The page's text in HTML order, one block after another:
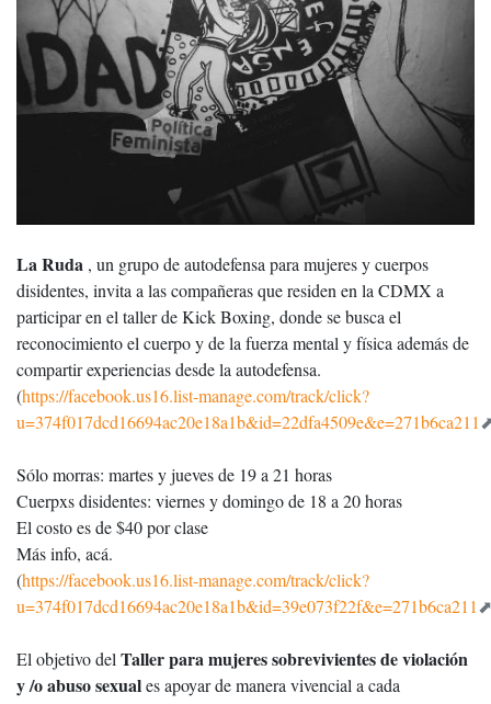
La Ruda , un grupo de autodefensa para mujeres y cuerpos
disidentes, invita a las compañeras que residen en la CDMX a
participar en el taller de Kick Boxing, donde se busca el
reconocimiento el cuerpo y de la fuerza mental y física además de
compartir experiencias desde la autodefensa.
(https://facebook.us16.list-manage.com/track/click?
u=374f017dcd16694ac20e18a1b&id=22dfa4509e&e=271b6ca211
Sólo morras: martes y jueves de 19 a 21 horas
Cuerpxs disidentes: viernes y domingo de 18 a 20 horas
El costo es de $40 por clase
Más info, acá.
(https://facebook.us16.list-manage.com/track/click?
u=374f017dcd16694ac20e18a1b&id=39e073f22f&e=271b6ca211
El objetivo delTaller para mujeres sobrevivientes de violación
y /o abuso sexuales apoyar de manera vivencial a cada